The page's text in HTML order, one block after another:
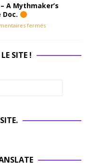
A Mythmaker’s
Doc.
fermés
SITE !